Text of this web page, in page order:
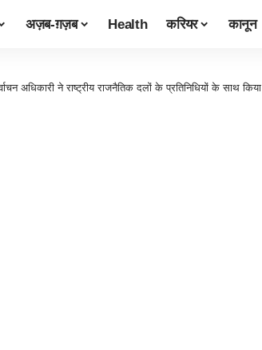
अज़ब-ग़ज़ब Health करियर कानून
अधिकारी ने राष्ट्रीय राजनैतिक दलों के प्रतिनिधियों के साथ